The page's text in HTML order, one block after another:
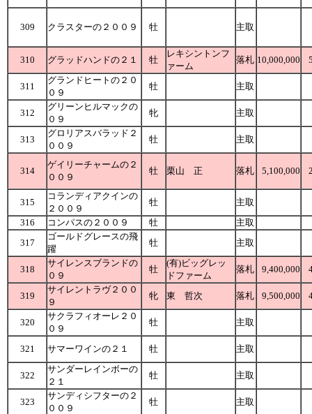
309 クラスターの２００９ 牡 主取
310 グラッドハンドの２１ 牡
レキシントンフ
ァーム
落札 10,000,000
311
グランドヒートの２０
０９
牡 主取
312
グリーンヒルマックの
０９
牝 主取
313
グロリアスバラッド２
００９
牡 主取
314
ゲイリーチャームの２
００９
牡 栗山 正 落札 5,100,000
315
コランディアクインの
２００９
牡
主取
316
コンパスの２００９ 牡
主取
317
ゴールドグレースの飛
躍
牡 主取
318
サイレンスブランドの
０９
牡
(有)ビッグレッ
ドファーム
落札 9,400,000
319
サイレントラヴ２００
９
牝 東 哲次 落札 9,500,000
320
サクラフィオーレ２０
０９
牡 主取
321 サマーワインの２１ 牡 主取
322
サンダーレインボーの
２１
牡 主取
323
サンディシフターの２
００９
牡
主取